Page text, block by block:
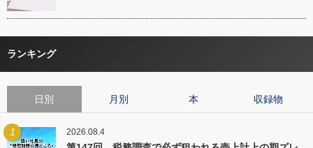
ランキング
日別 月別 本 収録物
1 2026.08.4